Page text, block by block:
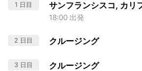
1 日目 サンフランシスコ, カリ
18:00 出発
2 日目 クルージング
3 日目 クルージング